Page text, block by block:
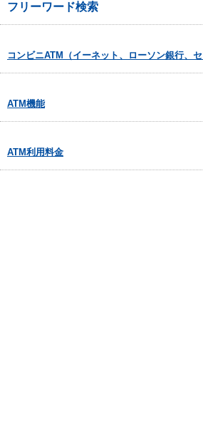
フリーワード検索
コンビニATM（イーネット、ローソン銀行、セ
ATM機能
ATM利用料金